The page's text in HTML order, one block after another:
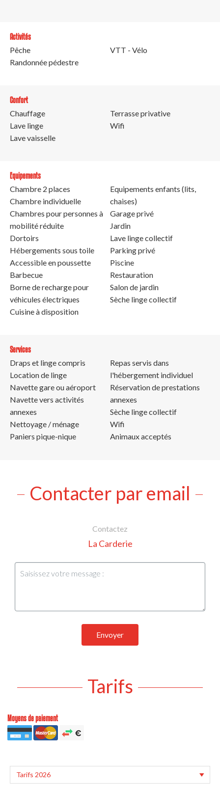
Activités
Pêche
Randonnée pédestre
VTT - Vélo
Confort
Chauffage
Lave linge
Lave vaisselle
Terrasse privative
Wifi
Equipements
Chambre 2 places
Chambre individuelle
Chambres pour personnes à
mobilité réduite
Dortoirs
Hébergements sous toile
Accessible en poussette
Barbecue
Borne de recharge pour
véhicules électriques
Cuisine à disposition
Equipements enfants (lits,
chaises)
Garage privé
Jardin
Lave linge collectif
Parking privé
Piscine
Restauration
Salon de jardin
Sèche linge collectif
Services
Draps et linge compris
Location de linge
Navette gare ou aéroport
Navette vers activités
annexes
Nettoyage / ménage
Paniers pique-nique
Repas servis dans
l'hébergement individuel
Réservation de prestations
annexes
Sèche linge collectif
Wifi
Animaux acceptés
Contacter par email
Contactez
La Carderie
Envoyer
Tarifs
Moyens de paiement